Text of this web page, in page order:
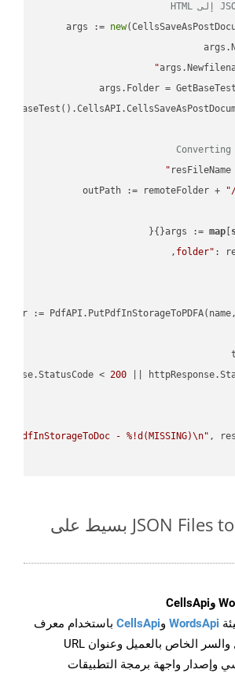
args := new
outPath := remoteFolder +
args := map[
err :=
< 200 ||
- %!d(MISSING)\n"
تحويل JSON Files to PDFA بسيط على
WordsApi وCellsApi باستخدام معرف
العميل والسر الخاص بالعميل وعنوان URL
وإصدار واجهة برمجة التطبيقات